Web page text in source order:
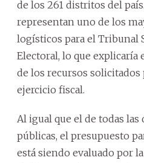
de los 261 distritos del
representan uno de los
logísticos para el Tribunal
Electoral, lo que
de los recursos solicitados
ejercicio fiscal.
Al igual que el de todas
públicas, el presupuesto
está siendo evaluado por